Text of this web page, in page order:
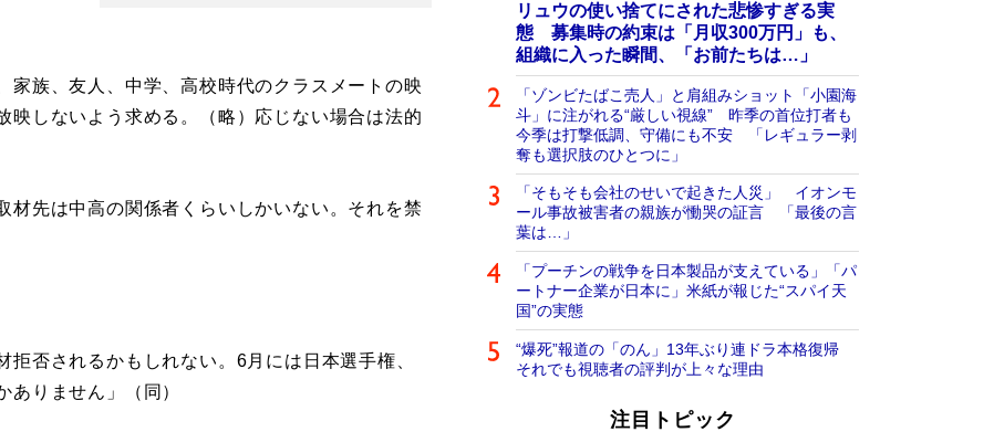
家族、友人、中学、高校時代のクラスメートの映
映しないよう求める。（略）応じない場合は法的
材先は中高の関係者くらいしかいない。それを禁
拒否されるかもしれない。6月には日本選手権、
ありません」（同）
リュウの使い捨てにされた悲惨すぎる実
態 募集時の約束は「月収300万円」も、
組織に入った瞬間、「お前たちは…」
「ゾンビたばこ売人」と肩組みショット「小園海
斗」に注がれる“厳しい視線” 昨季の首位打者も
今季は打撃低調、守備にも不安 「レギュラー剥
奪も選択肢のひとつに」
「そもそも会社のせいで起きた人災」 イオンモ
ール事故被害者の親族が慟哭の証言 「最後の言
葉は…」
「プーチンの戦争を日本製品が支えている」「パ
ートナー企業が日本に」米紙が報じた“スパイ天
国”の実態
“爆死”報道の「のん」13年ぶり連ドラ本格復帰
それでも視聴者の評判が上々な理由
注目トピック